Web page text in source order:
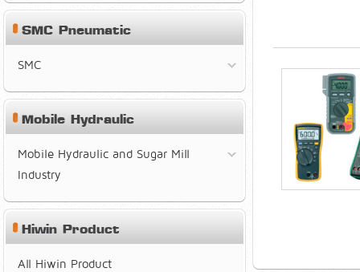
SMC Pneumatic
SMC
Mobile Hydraulic
Mobile Hydraulic and Sugar Mill
Industry
Hiwin Product
All Hiwin Product